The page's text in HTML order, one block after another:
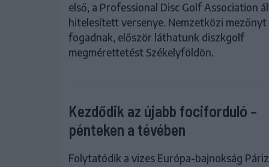
első, a Professional Disc Golf Association
hitelesített versenye. Nemzetközi mezőnyt
fogadnak, először láthatunk diszkgolf
megmérettetést Székelyföldön.
Kezdődik az újabb fociforduló –
pénteken a tévében
Folytatódik a vizes Európa-bajnokság